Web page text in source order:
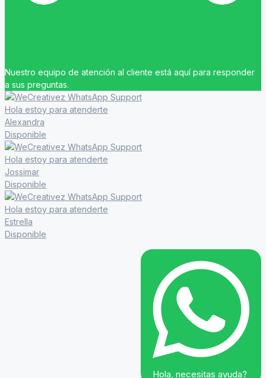
Nuestro equipo de atención al cliente está aquí para responder
a sus preguntas.
Hola estoy para atenderte
Alexandra
Disponible
Hola estoy para atenderte
Jossimar
Disponible
Hola estoy para atenderte
Estrella
Disponible
Hola, necesitas ayuda?